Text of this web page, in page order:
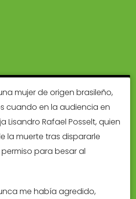
mujer de origen brasileño,
cuando en la audiencia en
Lisandro Rafael Posselt, quien
la muerte tras dispararle
para besar al
me había agredido,